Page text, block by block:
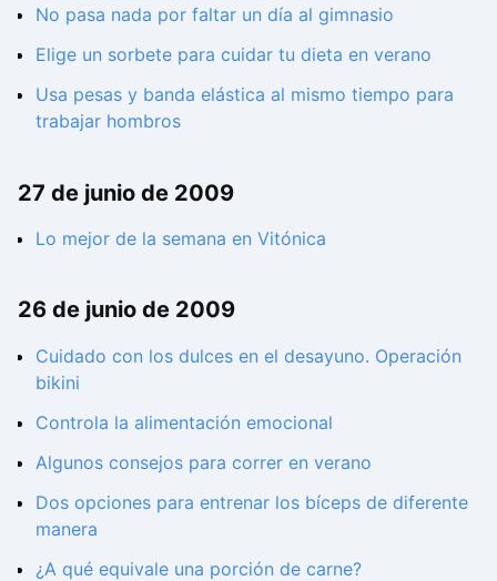
No pasa nada por faltar un día al gimnasio
Elige un sorbete para cuidar tu dieta en verano
Usa pesas y banda elástica al mismo tiempo para
trabajar hombros
27 de junio de 2009
Lo mejor de la semana en Vitónica
26 de junio de 2009
Cuidado con los dulces en el desayuno. Operación
bikini
Controla la alimentación emocional
Algunos consejos para correr en verano
Dos opciones para entrenar los bíceps de diferente
manera
¿A qué equivale una porción de carne?